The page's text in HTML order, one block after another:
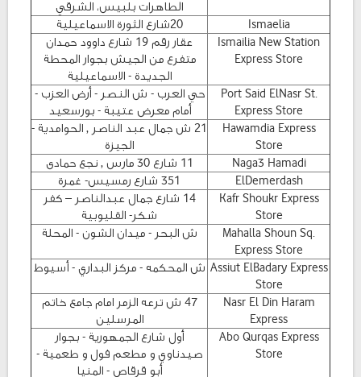
الطاهرات بلبيس، الشرقي
Ismaelia
20شارع الثورة الاسماعيلية
Ismailia New Station
Express Store
عقار رقم 19 شارع داوود حمدان
متفرع من الجيش بجوار المحطة
الجديدة - الاسماعيلية
Port Said ElNasr St.
Express Store
حي العرب - ش النصر - أرض العزب -
أمام معرض عتيبة - بورسعيد
Hawamdia Express
Store
21 ش جمال عبد الناصر , الحوامدية -
الجيزة
Naga3 Hamadi
11 شارع 30 مارس , نجع حمادى
ElDemerdash
351 شارع رمسيس- غمرة
Kafr Shoukr Express
Store
14 شارع جمال عبدالناصر – كفر
شكر- القليوبية
Mahalla Shoun Sq.
Express Store
ش البحر - ميدان الشون - المحلة
Assiut ElBadary Express
Store
ش المحكمه - مركز البداري - أسيوط
Nasr El Din Haram
Express
47 ش ترعه الزمر امام جامع خاتم
المرسلين
Abo Qurqas Express
Store
أول شارع الجمهورية - بجوار
صيدناوي و مطعم فول و طعمية -
أبو قرقاص - المنيا